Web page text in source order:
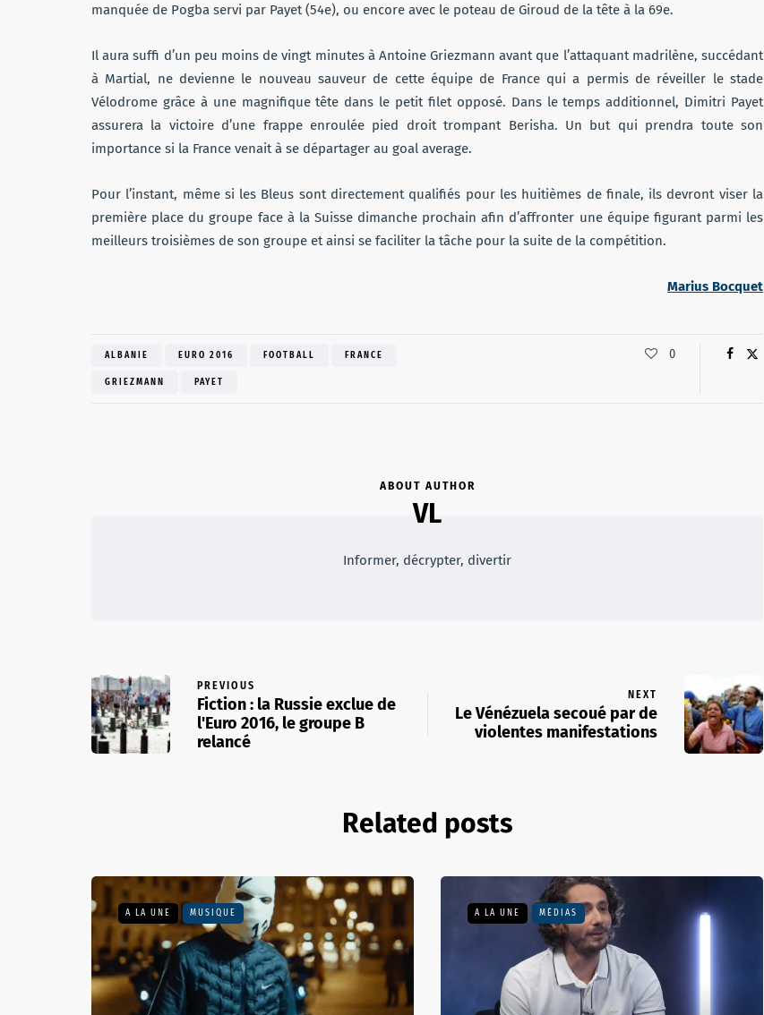
manquée de Pogba servi par Payet (54e), ou encore avec le poteau de Giroud de la tête à la 69e.
Il aura suffi d’un peu moins de vingt minutes à Antoine Griezmann avant que l’attaquant madrilène, succédant
à Martial, ne devienne le nouveau sauveur de cette équipe de France qui a permis de réveiller le stade
Vélodrome grâce à une magnifique tête dans le petit filet opposé. Dans le temps additionnel, Dimitri Payet
assurera la victoire d’une frappe enroulée pied droit trompant Berisha. Un but qui prendra toute son
importance si la France venait à se départager au goal average.
Pour l’instant, même si les Bleus sont directement qualifiés pour les huitièmes de finale, ils devront viser la
première place du groupe face à la Suisse dimanche prochain afin d’affronter une équipe figurant parmi les
meilleurs troisièmes de son groupe et ainsi se faciliter la tâche pour la suite de la compétition.
Marius Bocquet
ALBANIE EURO 2016 FOOTBALL FRANCE
GRIEZMANN PAYET
0
ABOUT AUTHOR
VL
Informer, décrypter, divertir
PREVIOUS
Fiction : la Russie exclue de
l'Euro 2016, le groupe B
relancé
NEXT
Le Vénézuela secoué par de
violentes manifestations
Related posts
A LA UNE MUSIQUE A LA UNE MÉDIAS